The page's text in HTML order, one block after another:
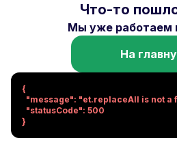
Что-то
Мы уже работаем
На
{
}